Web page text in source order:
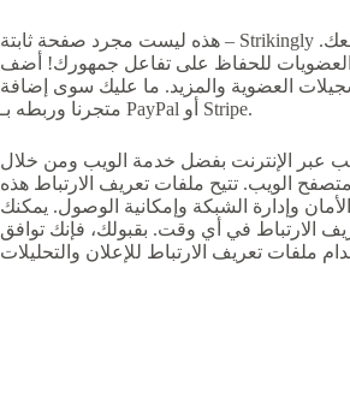
هذه ليست مجرد صفحة ثابتة – Strikingly يضفي الحيوية على موقعك.
للحفاظ على تفاعل جمهورك! أضف
العضوية والمزيد. ما عليك سوى إضافة
متجرنا وربطه بـ PayPal أو Stripe.
عبر الإنترنت بفضل خدمة الويب ومن خلال
الويب. تتيح ملفات تعريف الارتباط هذه
وإدارة الشبكة وإمكانية الوصول. يمكنك
الارتباط في أي وقت. بقبولك، فإنك توافق